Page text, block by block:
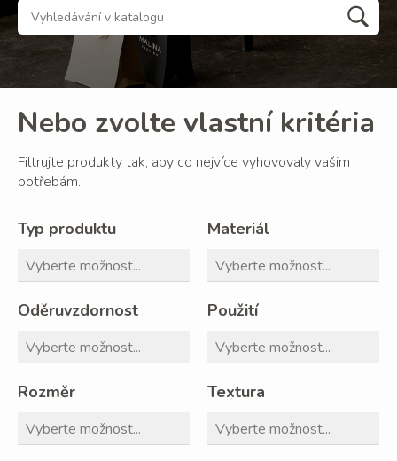
Nebo zvolte vlastní kritéria
Filtrujte produkty tak, aby co nejvíce vyhovovaly vašim
potřebám.
Typ produktu Materiál
Oděruvzdornost Použití
Rozměr Textura